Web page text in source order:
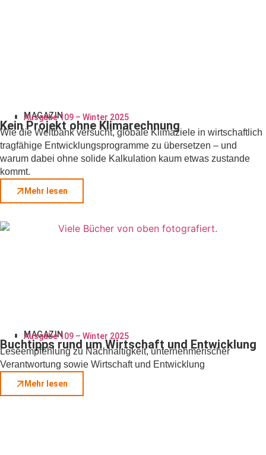
MAGAZIN
Ausgabe 109 – Winter 2025
Kein Projekt ohne Klimarechnung
Wie die Weltbank versucht, globale Klimaziele in wirtschaftlich
tragfähige Entwicklungsprogramme zu übersetzen – und
warum dabei ohne solide Kalkulation kaum etwas zustande
kommt.
Mehr lesen
MAGAZIN
Ausgabe 109 – Winter 2025
Buchtipps rund um Wirtschaft und Entwicklung
Leseempfehlung zu Nachhaltigkeit, unternehmerischer
Verantwortung sowie Wirtschaft und Entwicklung
Mehr lesen